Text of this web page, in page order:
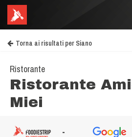
Torna ai risultati per Siano
Ristorante
Ristorante
Miei
-